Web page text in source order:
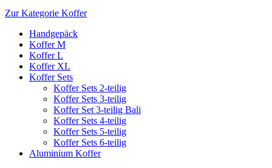
Zur Kategorie Koffer
Handgepäck
Koffer M
Koffer L
Koffer XL
Koffer Sets
Koffer Sets 2-teilig
Koffer Sets 3-teilig
Koffer Set 3-teilig Bali
Koffer Sets 4-teilig
Koffer Sets 5-teilig
Koffer Sets 6-teilig
Aluminium Koffer